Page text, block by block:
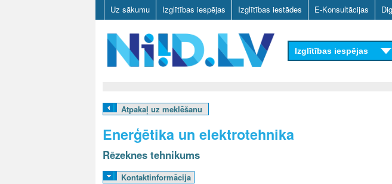
Skip
to
main
content
Uz sākumu Izglītības iespējas Izglītības iestādes E-Konsultācijas
D
Izglītības iespējas
Atpakaļ uz meklēšanu
Enerģētika un elektrotehnika
Rēzeknes tehnikums
Kontaktinformācija